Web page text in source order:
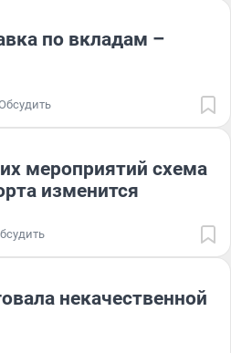
по вкладам –
мероприятий схема
изменится
некачественной